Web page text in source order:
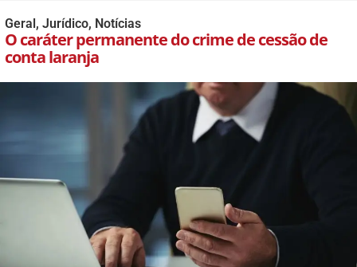
Geral, Jurídico, Notícias
O caráter permanente do crime de cessão de
conta laranja